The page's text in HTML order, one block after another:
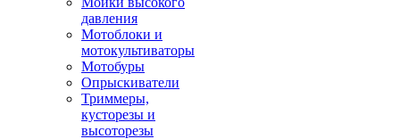
давления
Мотоблоки и
мотокультиваторы
Мотобуры
Опрыскиватели
Триммеры,
кусторезы и
высоторезы